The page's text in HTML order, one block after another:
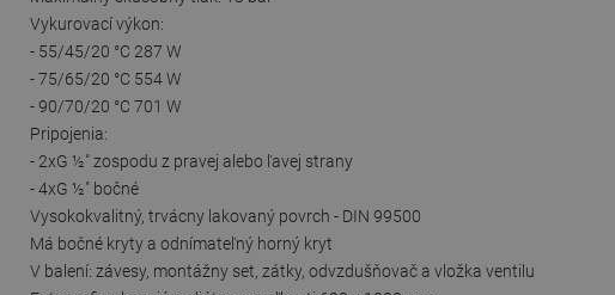
Vykurovací výkon:
- 55/45/20 °C 287 W
- 75/65/20 °C 554 W
- 90/70/20 °C 701 W
Pripojenia:
- 2xG ½″ zospodu z pravej alebo ľavej strany
- 4xG ½″ bočné
Vysokokvalitný, trvácny lakovaný povrch - DIN 99500
Má bočné kryty a odnímateľný horný kryt
V balení: závesy, montážny set, zátky, odvzdušňovač a vložka ventilu